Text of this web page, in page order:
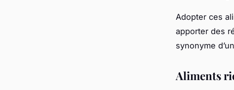
Adopter ces
apporter des
synonyme
Aliments